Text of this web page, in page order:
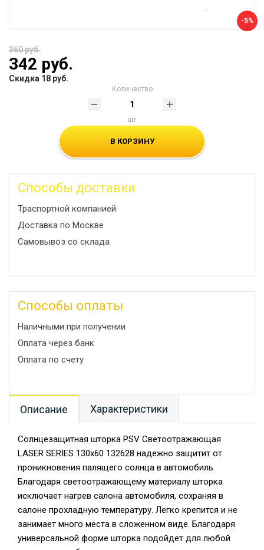
-5%
360 руб.
342 руб.
Скидка 18 руб.
Количество
шт
В КОРЗИНУ
Способы доставки
Траспортной компанией
Доставка по Москве
Самовывоз со склада
Способы оплаты
Наличными при получении
Оплата через банк
Оплата по счету
Описание Характеристики
Солнцезащитная шторка PSV Светоотражающая
LASER SERIES 130х60 132628 надежно защитит от
проникновения палящего солнца в автомобиль.
Благодаря светоотражающему материалу шторка
исключает нагрев салона автомобиля, сохраняя в
салоне прохладную температуру. Легко крепится и не
занимает много места в сложенном виде. Благодаря
универсальной форме шторка подойдет для любой